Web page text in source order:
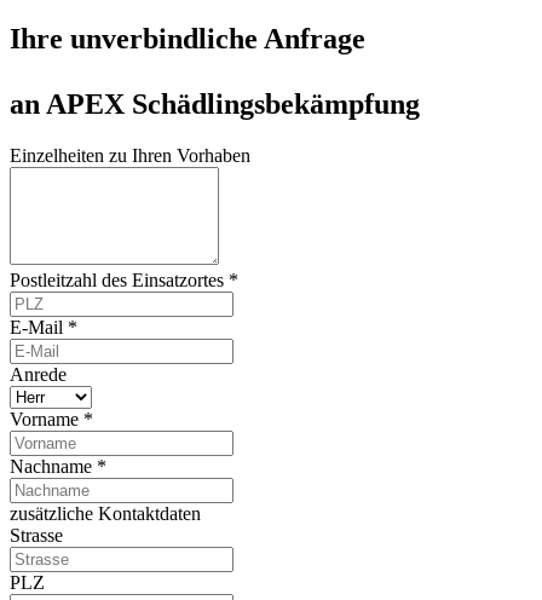
Ihre unverbindliche Anfrage
an APEX Schädlingsbekämpfung
Einzelheiten zu Ihren Vorhaben
Postleitzahl des Einsatzortes *
E-Mail *
Anrede
Vorname *
Nachname *
zusätzliche Kontaktdaten
Strasse
PLZ